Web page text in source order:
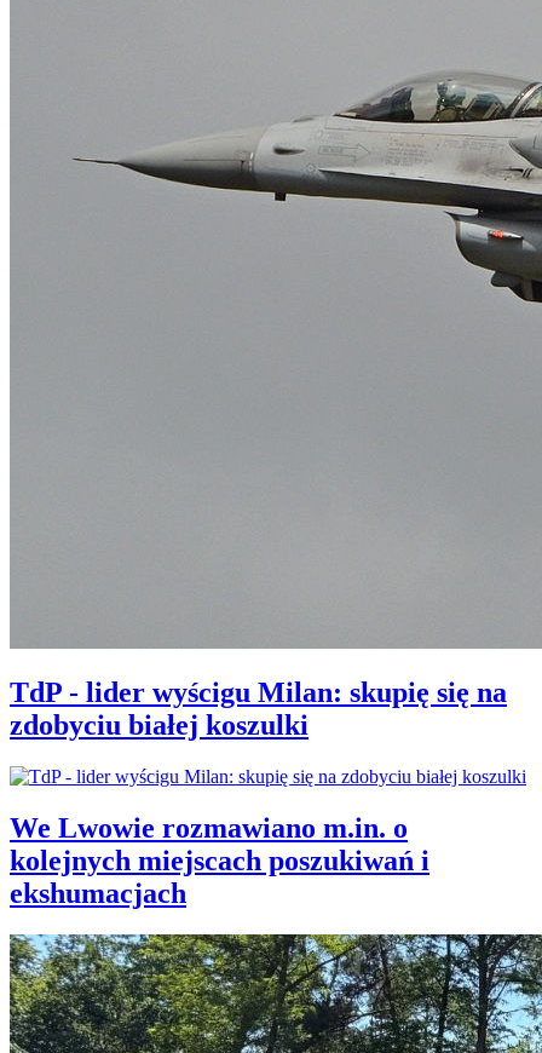
TdP - lider wyścigu Milan: skupię się na
zdobyciu białej koszulki
We Lwowie rozmawiano m.in. o
kolejnych miejscach poszukiwań i
ekshumacjach